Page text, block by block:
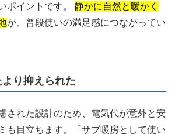
ポイントです。 静かに自然と暖かく
が、普段使いの満足感につながってい
り抑えられた
された設計のため、電気代が意外と安
も目立ちます。「サブ暖房として使い